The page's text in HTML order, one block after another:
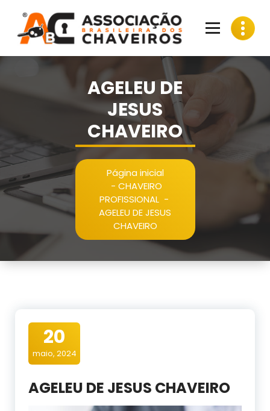
conteúdo
AGELEU DE
JESUS
CHAVEIRO
Página inicial
- CHAVEIRO
PROFISSIONAL-
AGELEU DE JESUS
CHAVEIRO
20
maio, 2024
AGELEU DE JESUS CHAVEIRO